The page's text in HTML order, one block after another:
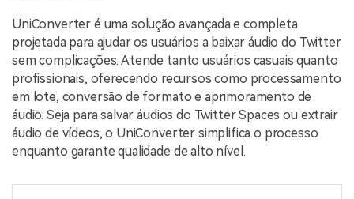
UniConverter é uma solução avançada e completa
projetada para ajudar os usuários a baixar áudio do Twitter
sem complicações. Atende tanto usuários casuais quanto
profissionais, oferecendo recursos como processamento
em lote, conversão de formato e aprimoramento de
áudio. Seja para salvar áudios do Twitter Spaces ou extrair
áudio de vídeos, o UniConverter simplifica o processo
enquanto garante qualidade de alto nível.